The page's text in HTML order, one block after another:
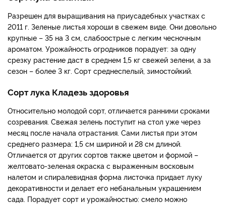
Разрешен для выращивания на приусадебных участках с
2011 г. Зеленые листья хороши в свежем виде. Они довольно
крупные – 35 на 3 см, слабоострые с легким чесночным
ароматом. Урожайность огродников порадует: за одну
срезку растение даст в среднем 1,5 кг свежей зелени, а за
сезон – более 3 кг. Сорт среднеспелый, зимостойкий.
Сорт лука Кладезь здоровья
Относительно молодой сорт, отличается ранними сроками
созревания. Свежая зелень поступит на стол уже через
месяц после начала отрастания. Сами листья при этом
среднего размера: 1,5 см шириной и 28 см длиной.
Отличается от других сортов также цветом и формой –
желтовато-зеленая окраска с выраженным восковым
налетом и спиралевидная форма листочка придает луку
декоративности и делает его небанальным украшением
сада. Порадует сорт и урожайностью: смело можно